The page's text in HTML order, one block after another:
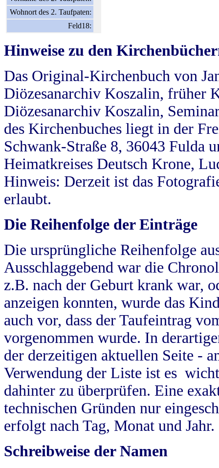
Wohnort des 2. Taufpaten:
Feld18:
Hinweise zu den
Das Original-Kirchenbuch von
Diözesanarchiv Koszalin, früher
Diözesanarchiv Koszalin,
des Kirchenbuches liegt in der
Schwank-Straße 8, 36043 Fulda
Heimatkreises Deutsch Krone,
Hinweis: Derzeit ist das
erlaubt.
Die Reihenfolge der Einträge
Die ursprüngliche Reihenfolge
Ausschlaggebend war die
z.B. nach der Geburt krank war,
anzeigen konnten, wurde das
auch vor, dass der Taufeintrag
vorgenommen wurde. In
der derzeitigen aktuellen Seite -
Verwendung der Liste ist es
dahinter zu überprüfen. Eine
technischen Gründen nur
erfolgt nach Tag, Monat und Jahr.
Schreibweise der Namen